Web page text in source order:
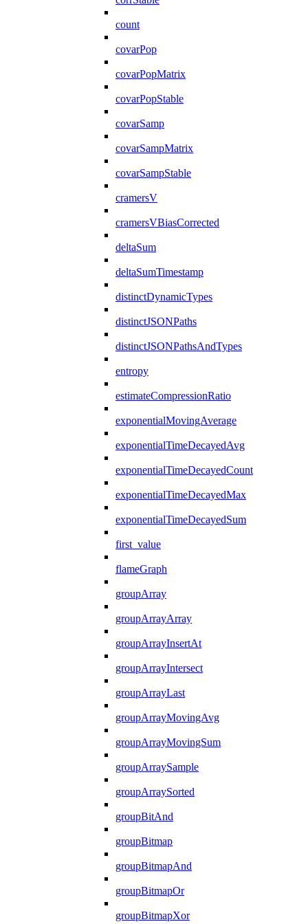
count
covarPop
covarPopMatrix
covarPopStable
covarSamp
covarSampMatrix
covarSampStable
cramersV
cramersVBiasCorrected
deltaSum
deltaSumTimestamp
distinctDynamicTypes
distinctJSONPaths
distinctJSONPathsAndTypes
entropy
estimateCompressionRatio
exponentialMovingAverage
exponentialTimeDecayedAvg
exponentialTimeDecayedCount
exponentialTimeDecayedMax
exponentialTimeDecayedSum
first_value
flameGraph
groupArray
groupArrayArray
groupArrayInsertAt
groupArrayIntersect
groupArrayLast
groupArrayMovingAvg
groupArrayMovingSum
groupArraySample
groupArraySorted
groupBitAnd
groupBitmap
groupBitmapAnd
groupBitmapOr
groupBitmapXor